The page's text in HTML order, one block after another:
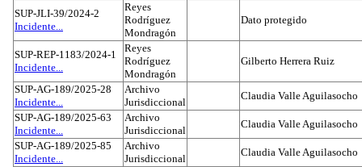
SUP-JLI-39/2024-2
Incidente...
Reyes
Rodríguez
Mondragón
Dato protegido
SUP-REP-1183/2024-1
Incidente...
Reyes
Rodríguez
Mondragón
Gilberto Herrera Ruiz
SUP-AG-189/2025-28
Incidente...
Archivo
Jurisdiccional
Claudia Valle Aguilasocho
SUP-AG-189/2025-63
Incidente...
Archivo
Jurisdiccional
Claudia Valle Aguilasocho
SUP-AG-189/2025-85
Incidente...
Archivo
Jurisdiccional
Claudia Valle Aguilasocho